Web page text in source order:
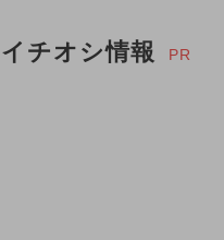
チオシ情報 PR